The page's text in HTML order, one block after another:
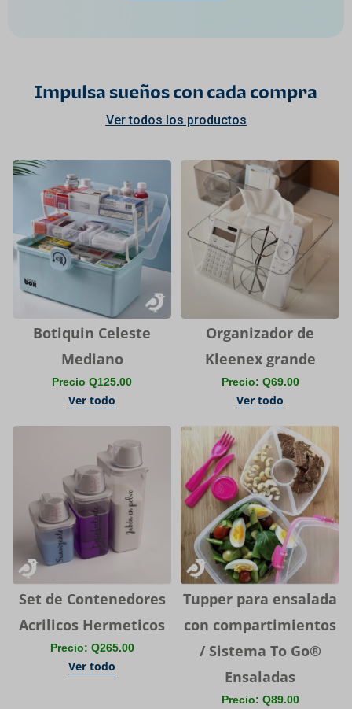
Impulsa sueños con cada compra
Ver todos los productos
Botiquin Celeste
Mediano
Precio Q125.00
Ver todo
Organizador de
Kleenex grande
Precio: Q69.00
Ver todo
Set de Contenedores
Acrilicos Hermeticos
Precio: Q265.00
Ver todo
Tupper para ensalada
con compartimientos
/ Sistema To Go®
Ensaladas
Precio: Q89.00